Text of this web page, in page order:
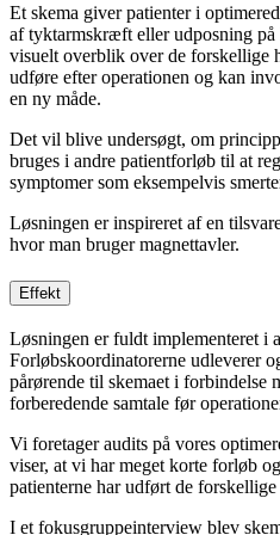
Et skema giver patien­ter i
af tyktarmskræft eller ud­posning på
visuelt overblik over de forskellige
udføre efter operationen og kan
en ny måde.
Det vil blive undersøgt, om
bruges i andre patientforløb til at
symptomer som eksempelvis
Løsningen er inspireret af en
hvor man bruger magnettavler.
Effekt
Løsningen er fuldt implementeret i
Forløbskoordinatorerne udleverer
pårørende til skemaet i forbindelse
forberedende samtale før
Vi foretager audits på vores
viser, at vi har meget korte forløb
patienterne har udført de
I et fokusgruppeinterview blev